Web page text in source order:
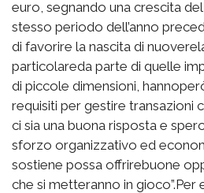
euro, segnando una crescita
stesso periodo dell’anno
di favorire la nascita di
particolareda parte di quelle
di piccole dimensioni,
requisiti per gestire transazioni
ci sia una buona risposta e
sforzo organizzativo ed
sostiene possa offrirebuone
che si metteranno in gioco”.Per